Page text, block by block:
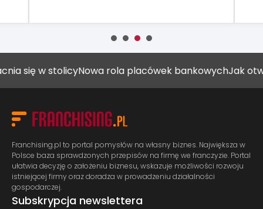
stolicyNowa rola placówek bankowychJak otworzyć
Franchising.pl to portal pomysłów na własny biznes. Największa w
Polsce baza sprawdzonych przepisów na firmę we franczyzie. Portal
ułatwia decyzję o założeniu biznesu, wskazuje możliwości rozwoju
istniejącej firmy oraz doradza w prowadzeniu działalności
gospodarczej.
Subskrypcja newslettera